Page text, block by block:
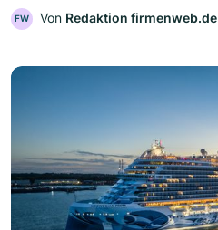
FW Von Redaktion firmenweb.de